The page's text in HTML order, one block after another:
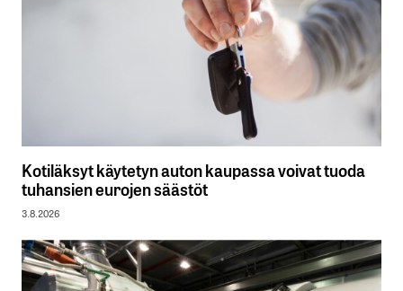
Kotiläksyt käytetyn auton kaupassa voivat tuoda
tuhansien eurojen säästöt
3.8.2026